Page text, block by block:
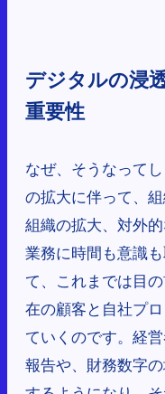
デジタルの浸
重要性
なぜ、そうなって
の拡大に伴って、
組織の拡大、対外
業務に時間も意識
て、これまでは目
在の顧客と自社プ
ていくのです。経
報告や、財務数字